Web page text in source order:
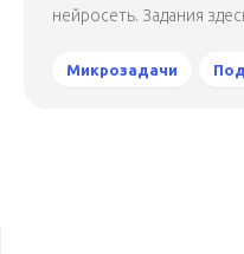
нейросеть. Задания
Микрозадачи